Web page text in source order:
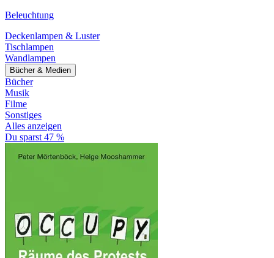
Beleuchtung
Deckenlampen & Luster
Tischlampen
Wandlampen
Bücher & Medien
Bücher
Musik
Filme
Sonstiges
Alles anzeigen
Du sparst 47 %